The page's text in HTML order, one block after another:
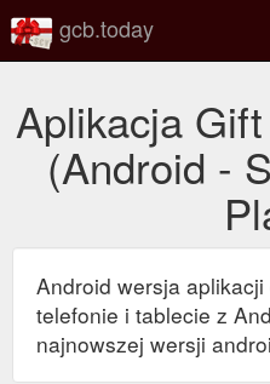
gcb.today
Aplikacja
(Android -
Android wersja aplikacji
telefonie i tablecie z
najnowszej wersji